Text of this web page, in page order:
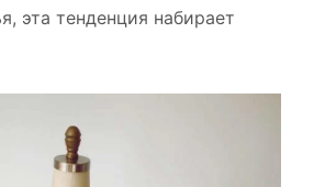
эта тенденция набирает